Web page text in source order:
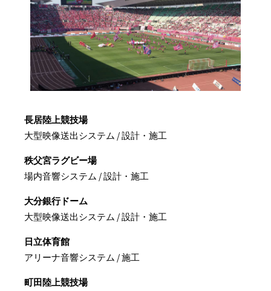
長居陸上競技場
大型映像送出システム / 設計・施工
秩父宮ラグビー場
場内音響システム / 設計・施工
大分銀行ドーム
大型映像送出システム / 設計・施工
日立体育館
アリーナ音響システム / 施工
町田陸上競技場